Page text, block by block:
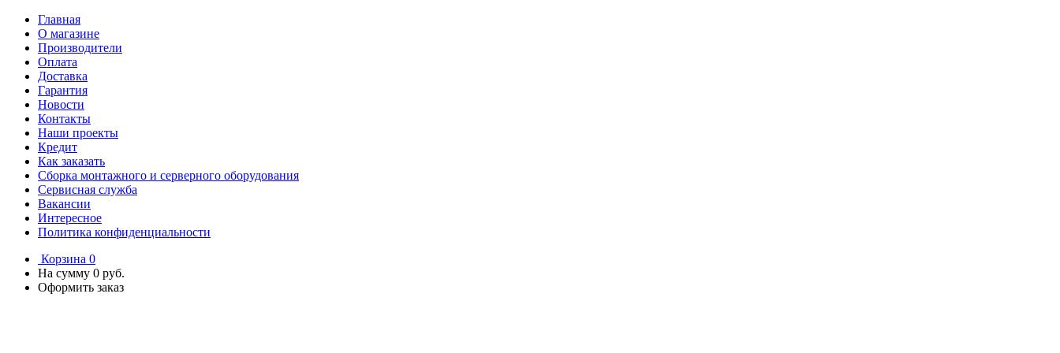
Главная
О магазине
Производители
Оплата
Доставка
Гарантия
Новости
Контакты
Наши проекты
Кредит
Как заказать
Сборка монтажного и серверного оборудования
Сервисная служба
Вакансии
Интересное
Политика конфиденциальности
Корзина 0
На сумму 0 руб.
Оформить заказ